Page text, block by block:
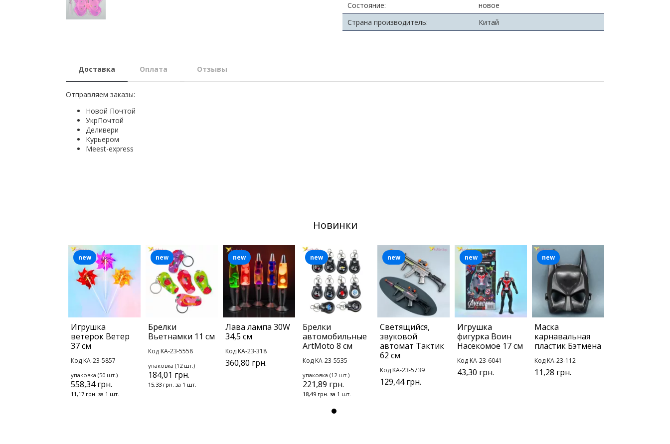
Состояние:
новое
Страна производитель:
Китай
Доставка Оплата Отзывы
Отправляем заказы:
Новой Почтой
УкрПочтой
Деливери
Курьером
Мeest-express
Новинки
Игрушка
ветерок Ветер
37 см
Код KA-23-5857
упаковка (50 шт.)
558,34 грн.
11,17 грн. за 1 шт.
new
Брелки
Вьетнамки 11 см
Код KA-23-5558
упаковка (12 шт.)
184,01 грн.
15,33 грн. за 1 шт.
new
Лава лампа 30W
34,5 см
Код KA-23-318
360,80 грн.
new
Брелки
автомобильные
ArtMoto 8 см
Код KA-23-5535
упаковка (12 шт.)
221,89 грн.
18,49 грн. за 1 шт.
new
Светящийся,
звуковой
автомат Тактик
62 см
Код KA-23-5739
129,44 грн.
new
Игрушка
фигурка Воин
Насекомое 17 см
Код KA-23-6041
43,30 грн.
new
Маска
карнавальная
пластик Бэтмена
Код KA-23-112
11,28 грн.
new